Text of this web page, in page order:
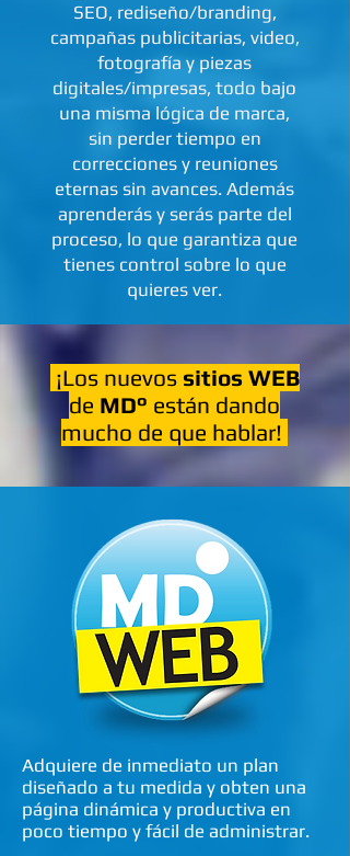
SEO, rediseño/branding,
campañas publicitarias, video,
fotografía y piezas
digitales/impresas, todo bajo
una misma lógica de marca,
sin perder tiempo en
correcciones y reuniones
eternas sin avances. Además
aprenderás y serás parte del
proceso, lo que garantiza que
tienes control sobre lo que
quieres ver.
¡Los nuevos sitios WEB
de MD° están dando
mucho de que hablar!
Adquiere de inmediato un plan
diseñado a tu medida y obten una
página dinámica y productiva en
poco tiempo y fácil de administrar.